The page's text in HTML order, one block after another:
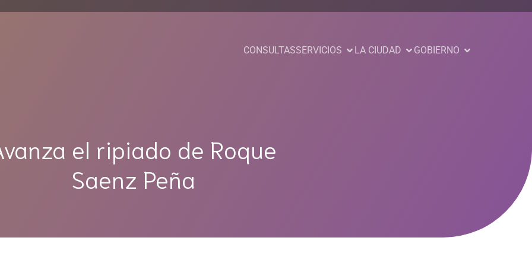
CONSULTASSERVICIOS LA CIUDAD GOBIERNO
el ripiado de Roque
Saenz Peña